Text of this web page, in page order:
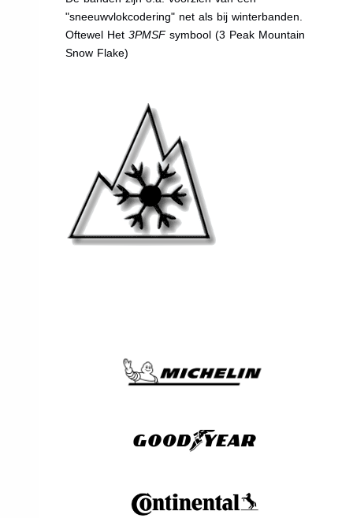
"sneeuwvlokcodering" net als bij winterbanden.
Oftewel Het3PMSFsymbool (3 Peak Mountain
Snow Flake)